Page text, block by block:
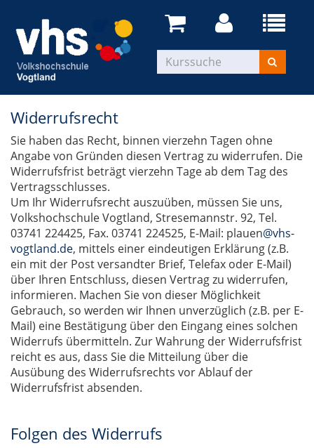
Widerrufsrecht
Sie haben das Recht, binnen vierzehn Tagen ohne
Angabe von Gründen diesen Vertrag zu widerrufen. Die
Widerrufsfrist beträgt vierzehn Tage ab dem Tag des
Vertragsschlusses.
Um Ihr Widerrufsrecht auszuüben, müssen Sie uns,
Volkshochschule Vogtland, Stresemannstr. 92, Tel.
03741 224425, Fax. 03741 224525, E-Mail: plauen@vhs-
vogtland.de, mittels einer eindeutigen Erklärung (z.B.
ein mit der Post versandter Brief, Telefax oder E-Mail)
über Ihren Entschluss, diesen Vertrag zu widerrufen,
informieren. Machen Sie von dieser Möglichkeit
Gebrauch, so werden wir Ihnen unverzüglich (z.B. per E-
Mail) eine Bestätigung über den Eingang eines solchen
Widerrufs übermitteln. Zur Wahrung der Widerrufsfrist
reicht es aus, dass Sie die Mitteilung über die
Ausübung des Widerrufsrechts vor Ablauf der
Widerrufsfrist absenden.
Folgen des Widerrufs